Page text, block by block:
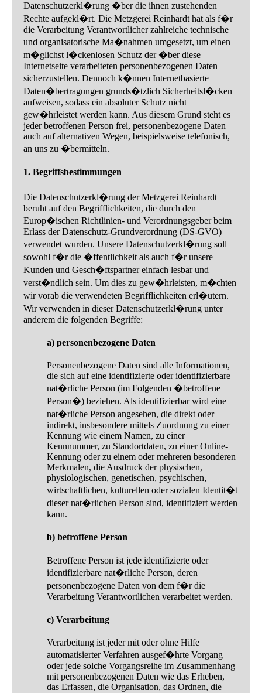
Datenschutzerkl�rung �ber die ihnen zustehenden
Rechte aufgekl�rt. Die Metzgerei Reinhardt hat als f�r
die Verarbeitung Verantwortlicher zahlreiche technische
und organisatorische Ma�nahmen umgesetzt, um einen
m�glichst l�ckenlosen Schutz der �ber diese
Internetseite verarbeiteten personenbezogenen Daten
sicherzustellen. Dennoch k�nnen Internetbasierte
Daten�bertragungen grunds�tzlich Sicherheitsl�cken
aufweisen, sodass ein absoluter Schutz nicht
gew�hrleistet werden kann. Aus diesem Grund steht es
jeder betroffenen Person frei, personenbezogene Daten
auch auf alternativen Wegen, beispielsweise telefonisch,
an uns zu �bermitteln.
1. Begriffsbestimmungen
Die Datenschutzerkl�rung der Metzgerei Reinhardt
beruht auf den Begrifflichkeiten, die durch den
Europ�ischen Richtlinien- und Verordnungsgeber beim
Erlass der Datenschutz-Grundverordnung (DS-GVO)
verwendet wurden. Unsere Datenschutzerkl�rung soll
sowohl f�r die �ffentlichkeit als auch f�r unsere
Kunden und Gesch�ftspartner einfach lesbar und
verst�ndlich sein. Um dies zu gew�hrleisten, m�chten
wir vorab die verwendeten Begrifflichkeiten erl�utern.
Wir verwenden in dieser Datenschutzerkl�rung unter
anderem die folgenden Begriffe:
a) personenbezogene Daten
Personenbezogene Daten sind alle Informationen,
die sich auf eine identifizierte oder identifizierbare
nat�rliche Person (im Folgenden �betroffene
Person�) beziehen. Als identifizierbar wird eine
nat�rliche Person angesehen, die direkt oder
indirekt, insbesondere mittels Zuordnung zu einer
Kennung wie einem Namen, zu einer
Kennnummer, zu Standortdaten, zu einer Online-
Kennung oder zu einem oder mehreren besonderen
Merkmalen, die Ausdruck der physischen,
physiologischen, genetischen, psychischen,
wirtschaftlichen, kulturellen oder sozialen Identit�t
dieser nat�rlichen Person sind, identifiziert werden
kann.
b) betroffene Person
Betroffene Person ist jede identifizierte oder
identifizierbare nat�rliche Person, deren
personenbezogene Daten von dem f�r die
Verarbeitung Verantwortlichen verarbeitet werden.
c) Verarbeitung
Verarbeitung ist jeder mit oder ohne Hilfe
automatisierter Verfahren ausgef�hrte Vorgang
oder jede solche Vorgangsreihe im Zusammenhang
mit personenbezogenen Daten wie das Erheben,
das Erfassen, die Organisation, das Ordnen, die